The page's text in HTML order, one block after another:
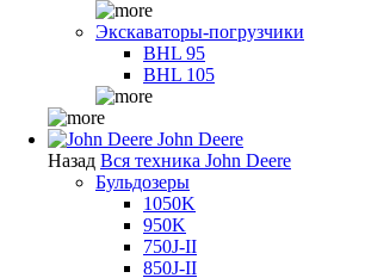
Экскаваторы-погрузчики
BHL 95
BHL 105
John Deere
Назад Вся техника John Deere
Бульдозеры
1050K
950K
750J-II
850J-II